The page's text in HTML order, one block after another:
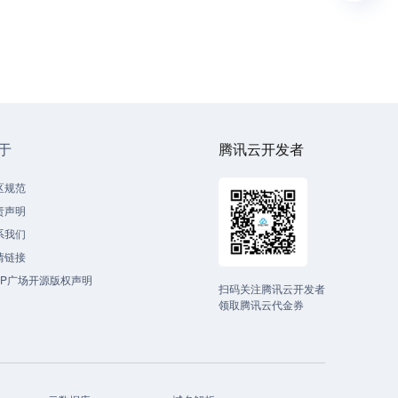
规范
声明
我们
链接
广场开源版权声明
腾讯云开发者
扫码关注腾讯云开发者
领取腾讯云代金券